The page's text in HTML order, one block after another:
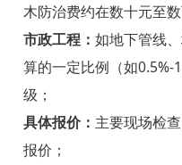
开化白蚁防治
龙游白蚁防治
舟山白蚁防治
岱山白蚁防治
木防治费约在数十元至数
市政工程： 如地下管线
算的一定比例（如0.5%-
级；
具体报价： 主要现场检
报价；